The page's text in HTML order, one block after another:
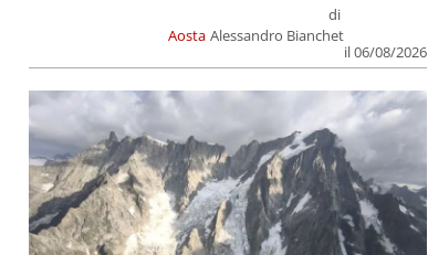
Aosta
di
Alessandro Bianchet
il 06/08/2026